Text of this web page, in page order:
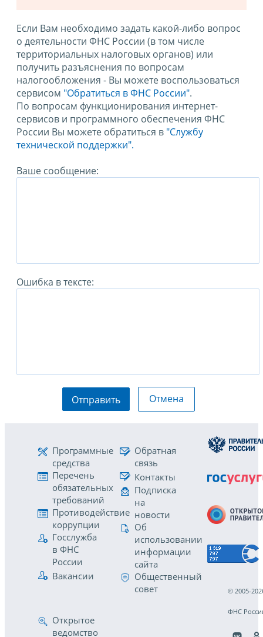
Если Вам необходимо задать какой-либо вопрос
о деятельности ФНС России (в том числе
территориальных налоговых органов) или
получить разъяснения по вопросам
налогообложения - Вы можете воспользоваться
сервисом "Обратиться в ФНС России".
По вопросам функционирования интернет-
сервисов и программного обеспечения ФНС
России Вы можете обратиться в "Службу
технической поддержки".
Ваше сообщение:
Ошибка в тексте:
Отправить Отмена
Программные
средства
Перечень
обязательных
требований
Противодействие
коррупции
Госслужба
в ФНС
России
Вакансии
Обратная
связь
Контакты
Подписка
на
новости
Об
использовании
информации
сайта
Общественный
совет
Открытое
ведомство
© 2005-
ФНС